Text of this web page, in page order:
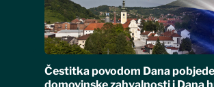
Čestitka povodom Dana